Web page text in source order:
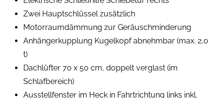
Zwei Hauptschlüssel zusätzlich
Motorraumdämmung zur Geräuschminderung
Anhängerkupplung Kugelkopf abnehmbar (max. 2,0
t)
Dachlüfter 70 x 50 cm, doppelt verglast (im
Schlafbereich)
Ausstellfenster im Heck in Fahrtrichtung links inkl.